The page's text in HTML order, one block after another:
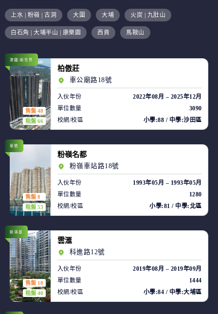
上水 | 粉嶺 | 古洞 大圍 大埔 火炭 | 九肚山
白石角 | 大埔半山 | 康樂園 西貢 馬鞍山
售盤 48
租盤 66
港鐵/新世界
柏傲莊
車公廟路18號
入伙年份
2022年08月 – 2025年12月
單位數量
3090
校網/校區
小學:88 / 中學:沙田區
售盤 8
租盤 53
華懋
粉嶺名都
粉嶺車站路18號
入伙年份
1993年05月 – 1993年05月
單位數量
1280
校網/校區
小學:81 / 中學:北區
售盤 18
租盤 40
新鴻基
雲滙
科進路12號
入伙年份
2019年08月 – 2019年09月
單位數量
1444
校網/校區
小學:84 / 中學:大埔區